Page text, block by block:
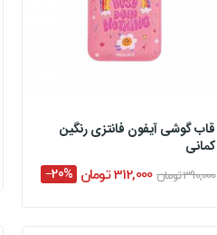
قاب گوشی آیفون فانتزی رنگین
کمانی
390,000 تومان 312,000 تومان ‎−20%